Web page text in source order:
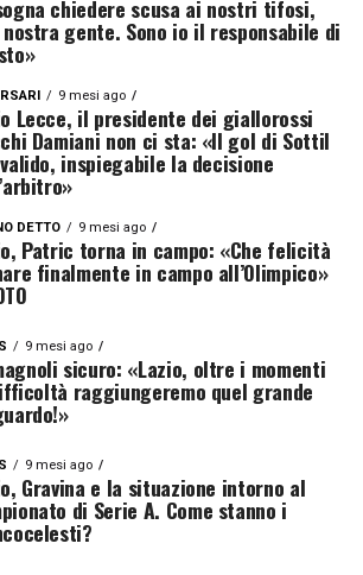
chiedere scusa ai nostri tifosi,
gente. Sono io il responsabile di
9 mesi ago
Lecce, il presidente dei giallorossi
Damiani non ci sta: «Il gol di Sottil
inspiegabile la decisione
DETTO 9 mesi ago
Patric torna in campo: «Che felicità
finalmente in campo all’Olimpico»
9 mesi ago
sicuro: «Lazio, oltre i momenti
raggiungeremo quel grande
9 mesi ago
Gravina e la situazione intorno al
di Serie A. Come stanno i